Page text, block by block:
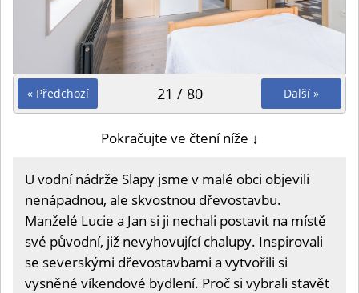
« Předchozí Další »
21 / 80
Pokračujte ve čtení níže ↓
U vodní nádrže Slapy jsme v malé obci objevili
nenápadnou, ale skvostnou dřevostavbu.
Manželé Lucie a Jan si ji nechali postavit na místě
své původní, již nevyhovující chalupy. Inspirovali
se severskými dřevostavbami a vytvořili si
vysněné víkendové bydlení. Proč si vybrali stavět